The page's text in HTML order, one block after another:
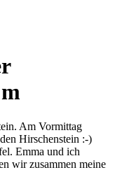
Am Vormittag
Hirschenstein :-)
Emma und ich
wir zusammen meine